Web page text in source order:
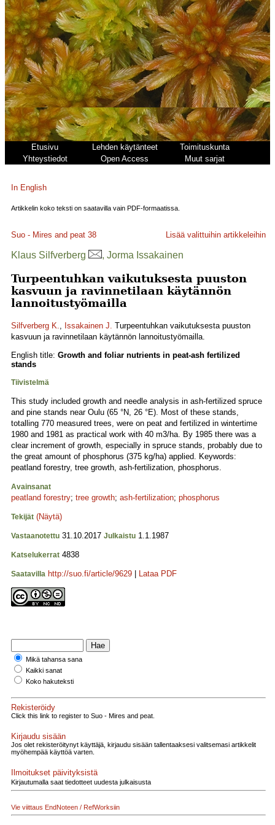
Etusivu Lehden käytänteet
Toimituskunta
Yhteystiedot
Open Access Muut sarjat
In English
Artikkelin koko teksti on saatavilla vain PDF-formaatissa.
Suo - Mires and peat 38 Lisää valittuihin artikkeleihin
Klaus Silfverberg , Jorma Issakainen
Turpeentuhkan vaikutuksesta puuston
kasvuun ja ravinnetilaan käytännön
lannoitustyömailla
Silfverberg K., Issakainen J. Turpeentuhkan vaikutuksesta puuston
kasvuun ja ravinnetilaan käytännön lannoitustyömailla.
English title: Growth and foliar nutrients in peat-ash fertilized
stands
Tiivistelmä
This study included growth and needle analysis in ash-fertilized spruce
and pine stands near Oulu (65 °N, 26 °E). Most of these stands,
totalling 770 measured trees, were on peat and fertilized in wintertime
1980 and 1981 as practical work with 40 m3/ha. By 1985 there was a
clear increment of growth, especially in spruce stands, probably due to
the great amount of phosphorus (375 kg/ha) applied. Keywords:
peatland forestry, tree growth, ash-fertilization, phosphorus.
Avainsanat
peatland forestry; tree growth; ash-fertilization; phosphorus
Tekijät (Näytä)
Vastaanotettu 31.10.2017 Julkaistu 1.1.1987
Katselukerrat 4838
Saatavilla http://suo.fi/article/9629 Lataa PDF
Mikä tahansa sana
Kaikki sanat
Koko hakuteksti
Rekisteröidy
Click this link to register to Suo - Mires and peat.
Kirjaudu sisään
Jos olet rekisteröitynyt käyttäjä, kirjaudu sisään tallentaaksesi valitsemasi artikkelit
myöhempää käyttöä varten.
Ilmoitukset päivityksistä
Kirjautumalla saat tiedotteet uudesta julkaisusta
Vie viittaus EndNoteen / RefWorksiin